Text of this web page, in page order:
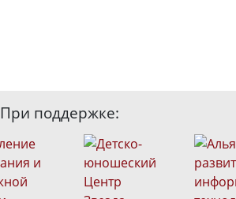
При поддержке: